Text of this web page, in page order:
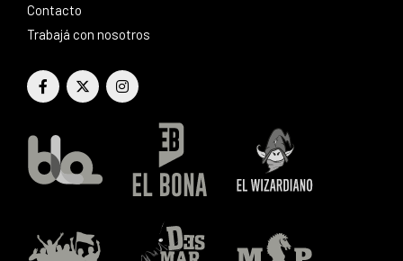
Contacto
Trabajá con nosotros